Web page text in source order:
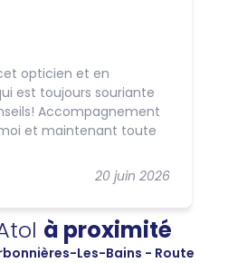
20 juin 2026
opticien et en
est toujours souriante
Accompagnement
et maintenant toute
à proximité
Les-Bains - Route